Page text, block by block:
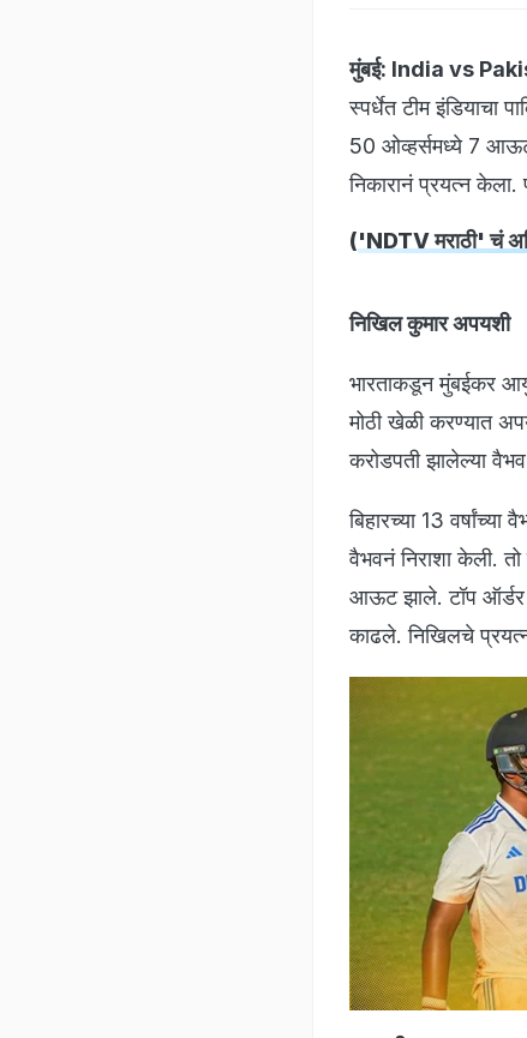
मुंबई: India vs
स्पर्धेत टीम इंडियाचा
50 ओव्हर्समध्ये 7
निकारानं प्रयत्न
('NDTV मराठी' चं
निखिल कुमार अपयशी
भारताकडून मुंबईकर
मोठी खेळी करण्यात
करोडपती झालेल्या
बिहारच्या 13
वैभवनं निराशा केली.
आऊट झाले. टॉप ऑर्डर
काढले. निखिलचे